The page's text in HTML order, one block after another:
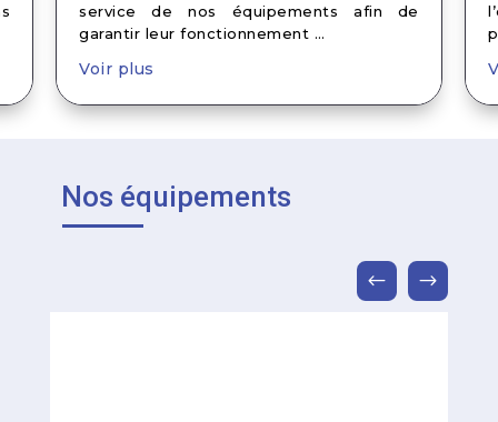
service de nos équipements afin de
garantir leur fonctionnement …
Voir plus
Nos équipements